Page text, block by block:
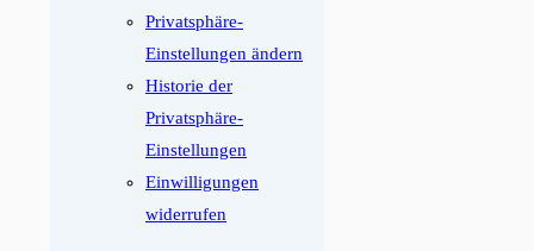
Privatsphäre-
Einstellungen ändern
Historie der
Privatsphäre-
Einstellungen
Einwilligungen
widerrufen